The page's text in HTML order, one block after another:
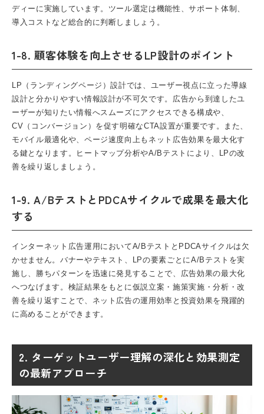
ディーに実施しています。ツール選定は機能性、サポート体制、
導入コストなど総合的に判断しましょう。
1-8. 顧客体験を向上させるLP設計のポイント
LP（ランディングページ）設計では、ユーザー視点に立った導線
設計と分かりやすい情報設計が不可欠です。広告から到達したユ
ーザーが知りたい情報へスムーズにアクセスできる構成や、
CV（コンバージョン）を促す明確なCTA設置が重要です。また、
モバイル最適化や、ページ速度向上もネット広告効果を最大化す
る鍵となります。ヒートマップ分析やA/Bテストにより、LPの改
善を繰り返しましょう。
1-9. A/BテストとPDCAサイクルで成果を最大化
する
インターネット広告運用においてA/BテストとPDCAサイクルは欠
かせません。バナーやテキスト、LPの要素ごとにA/Bテストを実
施し、勝ちパターンを迅速に発見することで、広告効果の最大化
へつなげます。検証結果をもとに仮説立案・施策実施・分析・改
善を繰り返すことで、ネット広告の運用効率と投資効果を飛躍的
に高めることができます。
2. ターゲットユーザー理解の深化と効果測定
の最新アプローチ